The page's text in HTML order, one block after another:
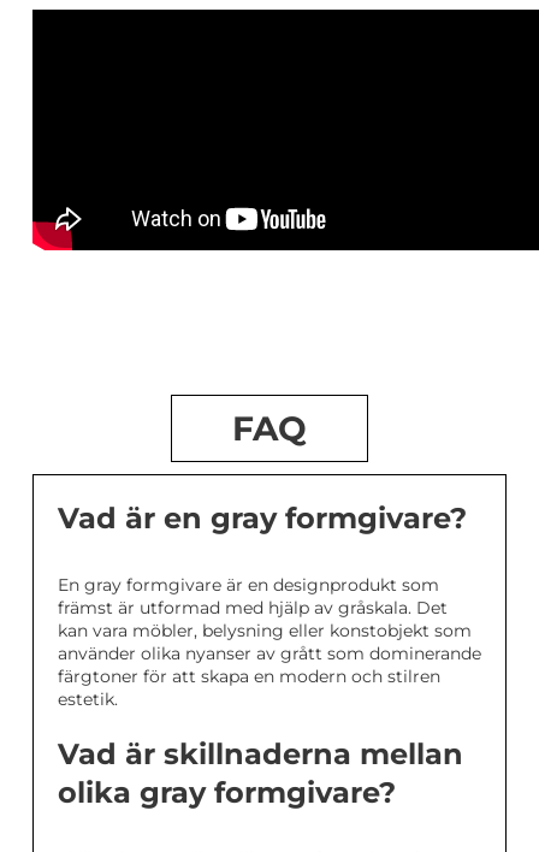
FAQ
Vad är en gray formgivare?
En gray formgivare är en designprodukt som
främst är utformad med hjälp av gråskala. Det
kan vara möbler, belysning eller konstobjekt som
använder olika nyanser av grått som dominerande
färgtoner för att skapa en modern och stilren
estetik.
Vad är skillnaderna mellan
olika gray formgivare?